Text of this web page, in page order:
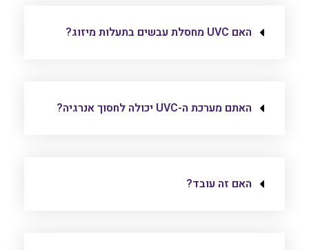
האם UVC מחסלת עבשים בתעלות מיזוג?
האתם מערכת ה-UVC יכולה לחסוך אנרגיה?
האם זה עובד?